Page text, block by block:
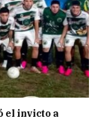
el invicto a